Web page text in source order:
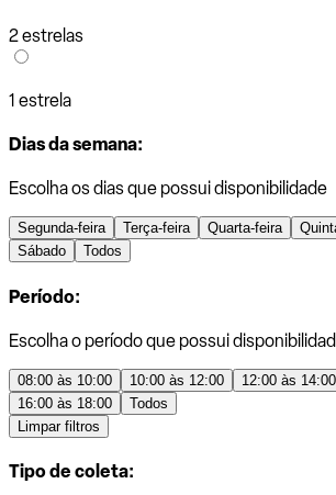
2 estrelas
1 estrela
Dias da semana:
Escolha os dias que possui disponibilidade
Segunda-feira Terça-feira Quarta-feira
Sábado
Todos
Período:
Escolha o período que possui
08:00 às 10:00 10:00 às 12:00 12:00 às 14:00
16:00 às 18:00
Todos
Limpar filtros
Tipo de coleta: